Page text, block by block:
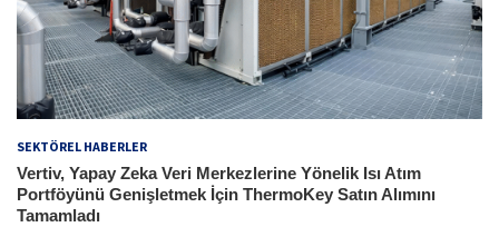
SEKTÖREL HABERLER
Vertiv, Yapay Zeka Veri Merkezlerine Yönelik Isı Atım
Portföyünü Genişletmek İçin ThermoKey Satın Alımını
Tamamladı